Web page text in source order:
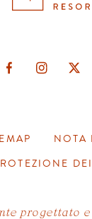
GALLERIA
SOCIAL
NOTA
progettato